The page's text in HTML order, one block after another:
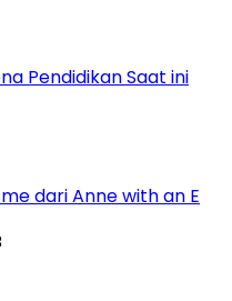
Pendidikan Saat ini
dari Anne with an E